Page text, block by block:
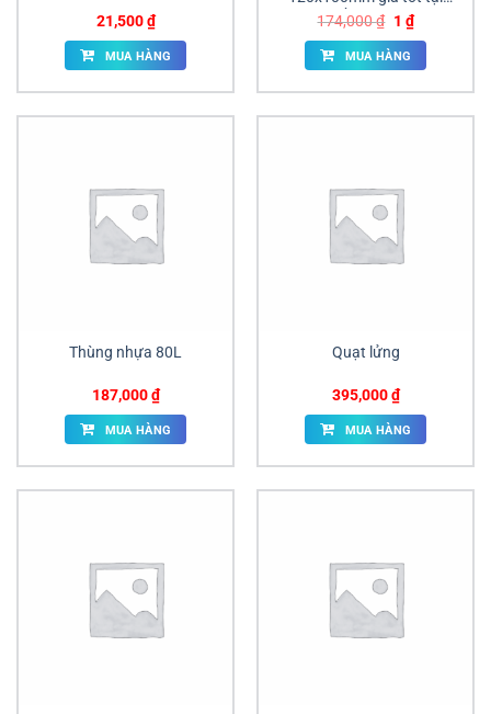
21,500₫
MUA HÀNG
đồng nai
174,000₫ Giá
gốc
là:
174,000 ₫.
1 ₫Giá
hiện
tại
MUA HÀNG
Thùng nhựa 80L
187,000₫
MUA HÀNG
Quạt lửng
395,000₫
MUA HÀNG